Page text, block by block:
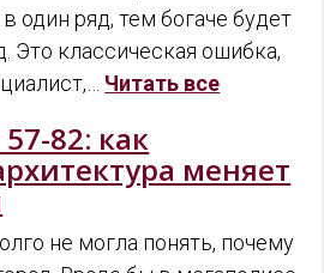
один ряд, тем богаче будет
Это классическая ошибка,
Читать все
82: как
меняет
не могла понять, почему